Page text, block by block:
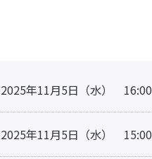
2025年11月5日（水）
2025年11月5日（水）